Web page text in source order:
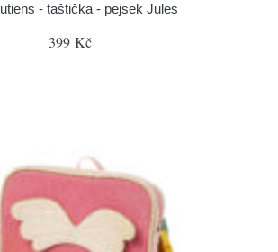
- taštička - pejsek Jules
399 Kč